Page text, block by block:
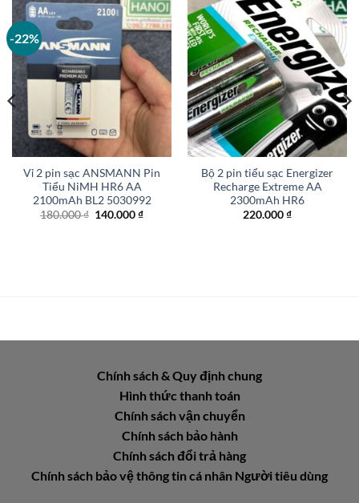
-22%
Vỉ 2 pin sạc ANSMANN Pin
Tiểu NiMH HR6 AA
2100mAh BL2 5030992
180.000₫ Giá
140.000₫Giá
Bộ 2 pin tiểu sạc Energizer
Recharge Extreme AA
2300mAh HR6
220.000₫
Chính sách & Quy định chung
Hình thức thanh toán
Chính sách vận chuyển
Chính sách bảo hành
Chính sách đổi trả hàng
Chính sách bảo vệ thông tin cá nhân Người tiêu dùng